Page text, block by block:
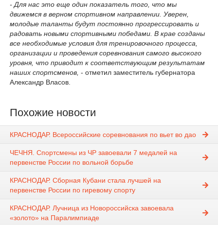
- Для нас это еще один показатель того, что мы
движемся в верном спортивном направлении. Уверен,
молодые таланты будут постоянно прогрессировать и
радовать новыми спортивными победами. В крае созданы
все необходимые условия для тренировочного процесса,
организации и проведения соревнования самого высокого
уровня, что приводит к соответствующим результатам
наших спортсменов, - отметил заместитель губернатора
Александр Власов.
Похожие новости
КРАСНОДАР. Всероссийские соревнования по вьет во дао
ЧЕЧНЯ. Спортсмены из ЧР завоевали 7 медалей на
первенстве России по вольной борьбе
КРАСНОДАР. Сборная Кубани стала лучшей на
первенстве России по гиревому спорту
КРАСНОДАР. Лучница из Новороссийска завоевала
«золото» на Паралимпиаде